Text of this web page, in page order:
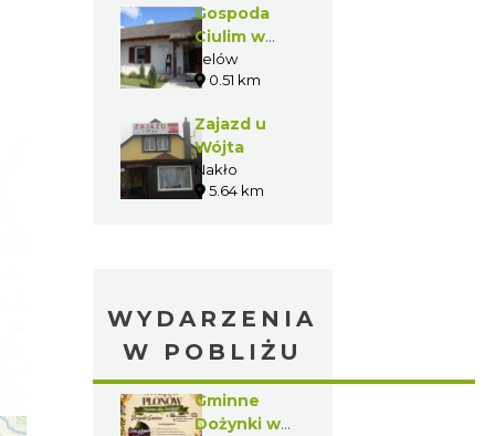
Gospoda
Ciulim w
Lelowie
Lelów
0.51 km
Zajazd u
Wójta
Nakło
5.64 km
WYDARZENIA
W POBLIŻU
Gminne
Dożynki w